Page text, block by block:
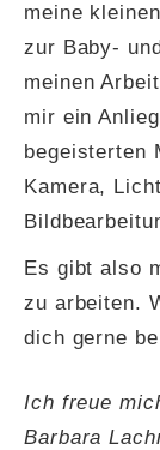
meine
zur Baby-
meinen
mir ein
begeisterten
Kamera,
Es gibt also
zu arbeiten.
dich gerne
Ich freue
Barbara